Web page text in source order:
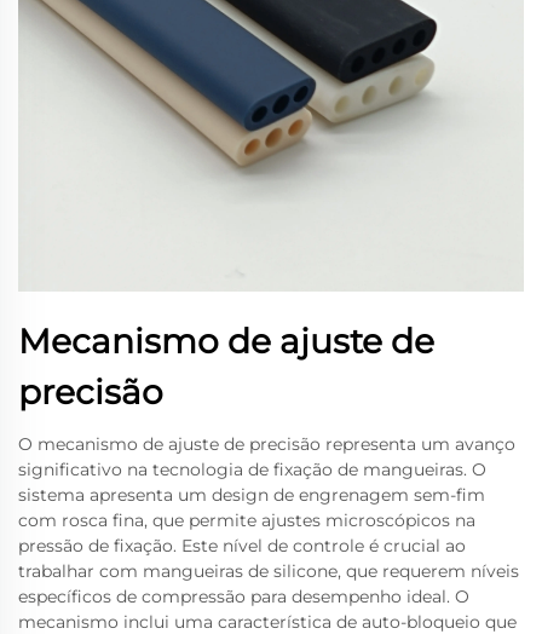
Mecanismo de ajuste de
precisão
O mecanismo de ajuste de precisão representa um avanço
significativo na tecnologia de fixação de mangueiras. O
sistema apresenta um design de engrenagem sem-fim
com rosca fina, que permite ajustes microscópicos na
pressão de fixação. Este nível de controle é crucial ao
trabalhar com mangueiras de silicone, que requerem níveis
específicos de compressão para desempenho ideal. O
mecanismo inclui uma característica de auto-bloqueio que